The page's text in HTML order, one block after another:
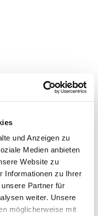
und Anzeigen zu
Medien anbieten
Website zu
Informationen zu Ihrer
Partner für
weiter. Unsere
möglicherweise mit